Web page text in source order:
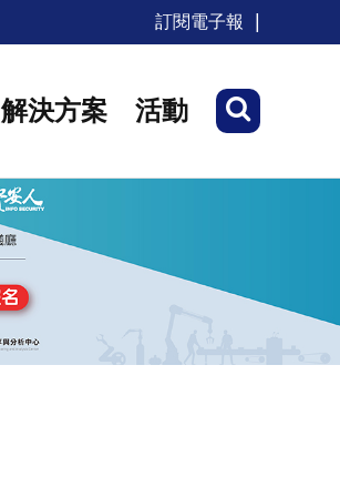
訂閱電子報
解決方案 活動